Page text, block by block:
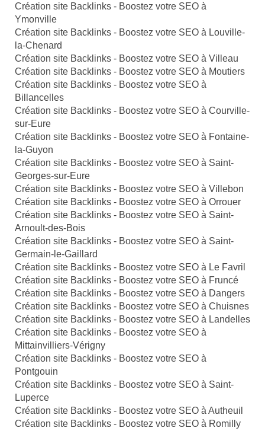
Création site Backlinks - Boostez votre SEO à
Ymonville
Création site Backlinks - Boostez votre SEO à Louville-
la-Chenard
Création site Backlinks - Boostez votre SEO à Villeau
Création site Backlinks - Boostez votre SEO à Moutiers
Création site Backlinks - Boostez votre SEO à
Billancelles
Création site Backlinks - Boostez votre SEO à Courville-
sur-Eure
Création site Backlinks - Boostez votre SEO à Fontaine-
la-Guyon
Création site Backlinks - Boostez votre SEO à Saint-
Georges-sur-Eure
Création site Backlinks - Boostez votre SEO à Villebon
Création site Backlinks - Boostez votre SEO à Orrouer
Création site Backlinks - Boostez votre SEO à Saint-
Arnoult-des-Bois
Création site Backlinks - Boostez votre SEO à Saint-
Germain-le-Gaillard
Création site Backlinks - Boostez votre SEO à Le Favril
Création site Backlinks - Boostez votre SEO à Fruncé
Création site Backlinks - Boostez votre SEO à Dangers
Création site Backlinks - Boostez votre SEO à Chuisnes
Création site Backlinks - Boostez votre SEO à Landelles
Création site Backlinks - Boostez votre SEO à
Mittainvilliers-Vérigny
Création site Backlinks - Boostez votre SEO à
Pontgouin
Création site Backlinks - Boostez votre SEO à Saint-
Luperce
Création site Backlinks - Boostez votre SEO à Autheuil
Création site Backlinks - Boostez votre SEO à Romilly